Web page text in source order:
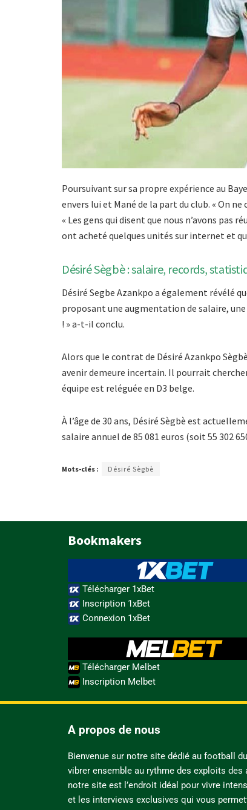
Poursuivant sur sa propre expérience au
envers lui et Mané de la part du club. « On
« Les gens qui disent que nous n’avons pas
ont acheté quelques unités sur internet et
Désiré Sègbè : salaire, records,
Désiré Segbe Azankpo a également révélé
proposant une augmentation de salaire, une
! » a-t-il conclu.
Alors que le contrat de Désiré Azankpo
avenir demeure incertain. Il pourrait
équipe est reléguée en D3 belge.
À l’âge de 30 ans, Désiré Sègbè est
salaire annuel de 85 081 euros (soit 55 302
Mots-clés : Désiré Sègbè
Bookmakers
Télécharger 1xBet
Inscription 1xBet
Connexion 1xBet
Télécharger Melbet
Inscription Melbet
A propos de nous
Bienvenue sur notre site dédié au football
vibrer ensemble au rythme des exploits
notre site est l’endroit idéal pour vivre
et les interviews exclusives qui vous